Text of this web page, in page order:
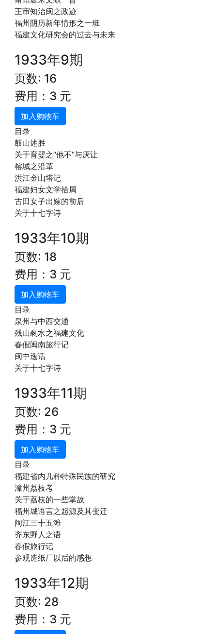
王审知治闽之政迹
福州阴历新年情形之一班
福建文化研究会的过去与未来
1933年9期
页数: 16
费用：3 元
加入购物车
目录
鼓山述胜
关于育婴之“他不”与厌让
榕城之沿革
洪江金山塔记
福建妇女文学拾屑
古田女子出嫁的前后
关于十七字诗
1933年10期
页数: 18
费用：3 元
加入购物车
目录
泉州与中西交通
残山剩水之福建文化
春假闽南旅行记
闽中逸话
关于十七字诗
1933年11期
页数: 26
费用：3 元
加入购物车
目录
福建省内几种特殊民族的研究
漳州荔枝考
关于荔枝的一些掌故
福州城语言之起源及其变迁
闽江三十五滩
齐东野人之语
春假旅行记
参观造纸厂以后的感想
1933年12期
页数: 28
费用：3 元